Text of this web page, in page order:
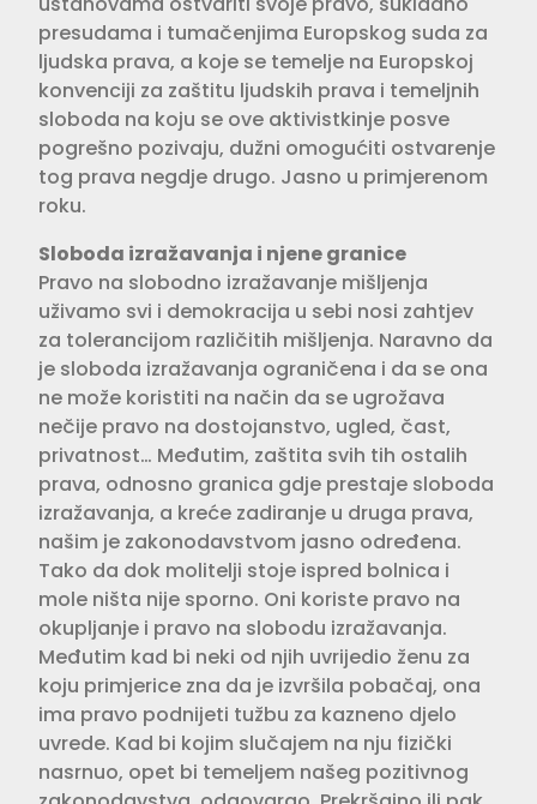
presudama i tumačenjima Europskog suda za
ljudska prava, a koje se temelje na Europskoj
konvenciji za zaštitu ljudskih prava i temeljnih
sloboda na koju se ove aktivistkinje posve
pogrešno pozivaju, dužni omogućiti ostvarenje
tog prava negdje drugo. Jasno u primjerenom
roku.
Sloboda izražavanja i njene granice
Pravo na slobodno izražavanje mišljenja
uživamo svi i demokracija u sebi nosi zahtjev
za tolerancijom različitih mišljenja. Naravno da
je sloboda izražavanja ograničena i da se ona
ne može koristiti na način da se ugrožava
nečije pravo na dostojanstvo, ugled, čast,
privatnost… Međutim, zaštita svih tih ostalih
prava, odnosno granica gdje prestaje sloboda
izražavanja, a kreće zadiranje u druga prava,
našim je zakonodavstvom jasno određena.
Tako da dok molitelji stoje ispred bolnica i
mole ništa nije sporno. Oni koriste pravo na
okupljanje i pravo na slobodu izražavanja.
Međutim kad bi neki od njih uvrijedio ženu za
koju primjerice zna da je izvršila pobačaj, ona
ima pravo podnijeti tužbu za kazneno djelo
uvrede. Kad bi kojim slučajem na nju fizički
nasrnuo, opet bi temeljem našeg pozitivnog